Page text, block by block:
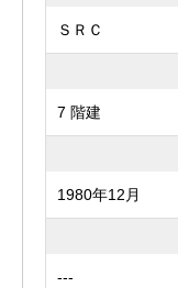
ＳＲＣ
7 階建
1980年12月
---